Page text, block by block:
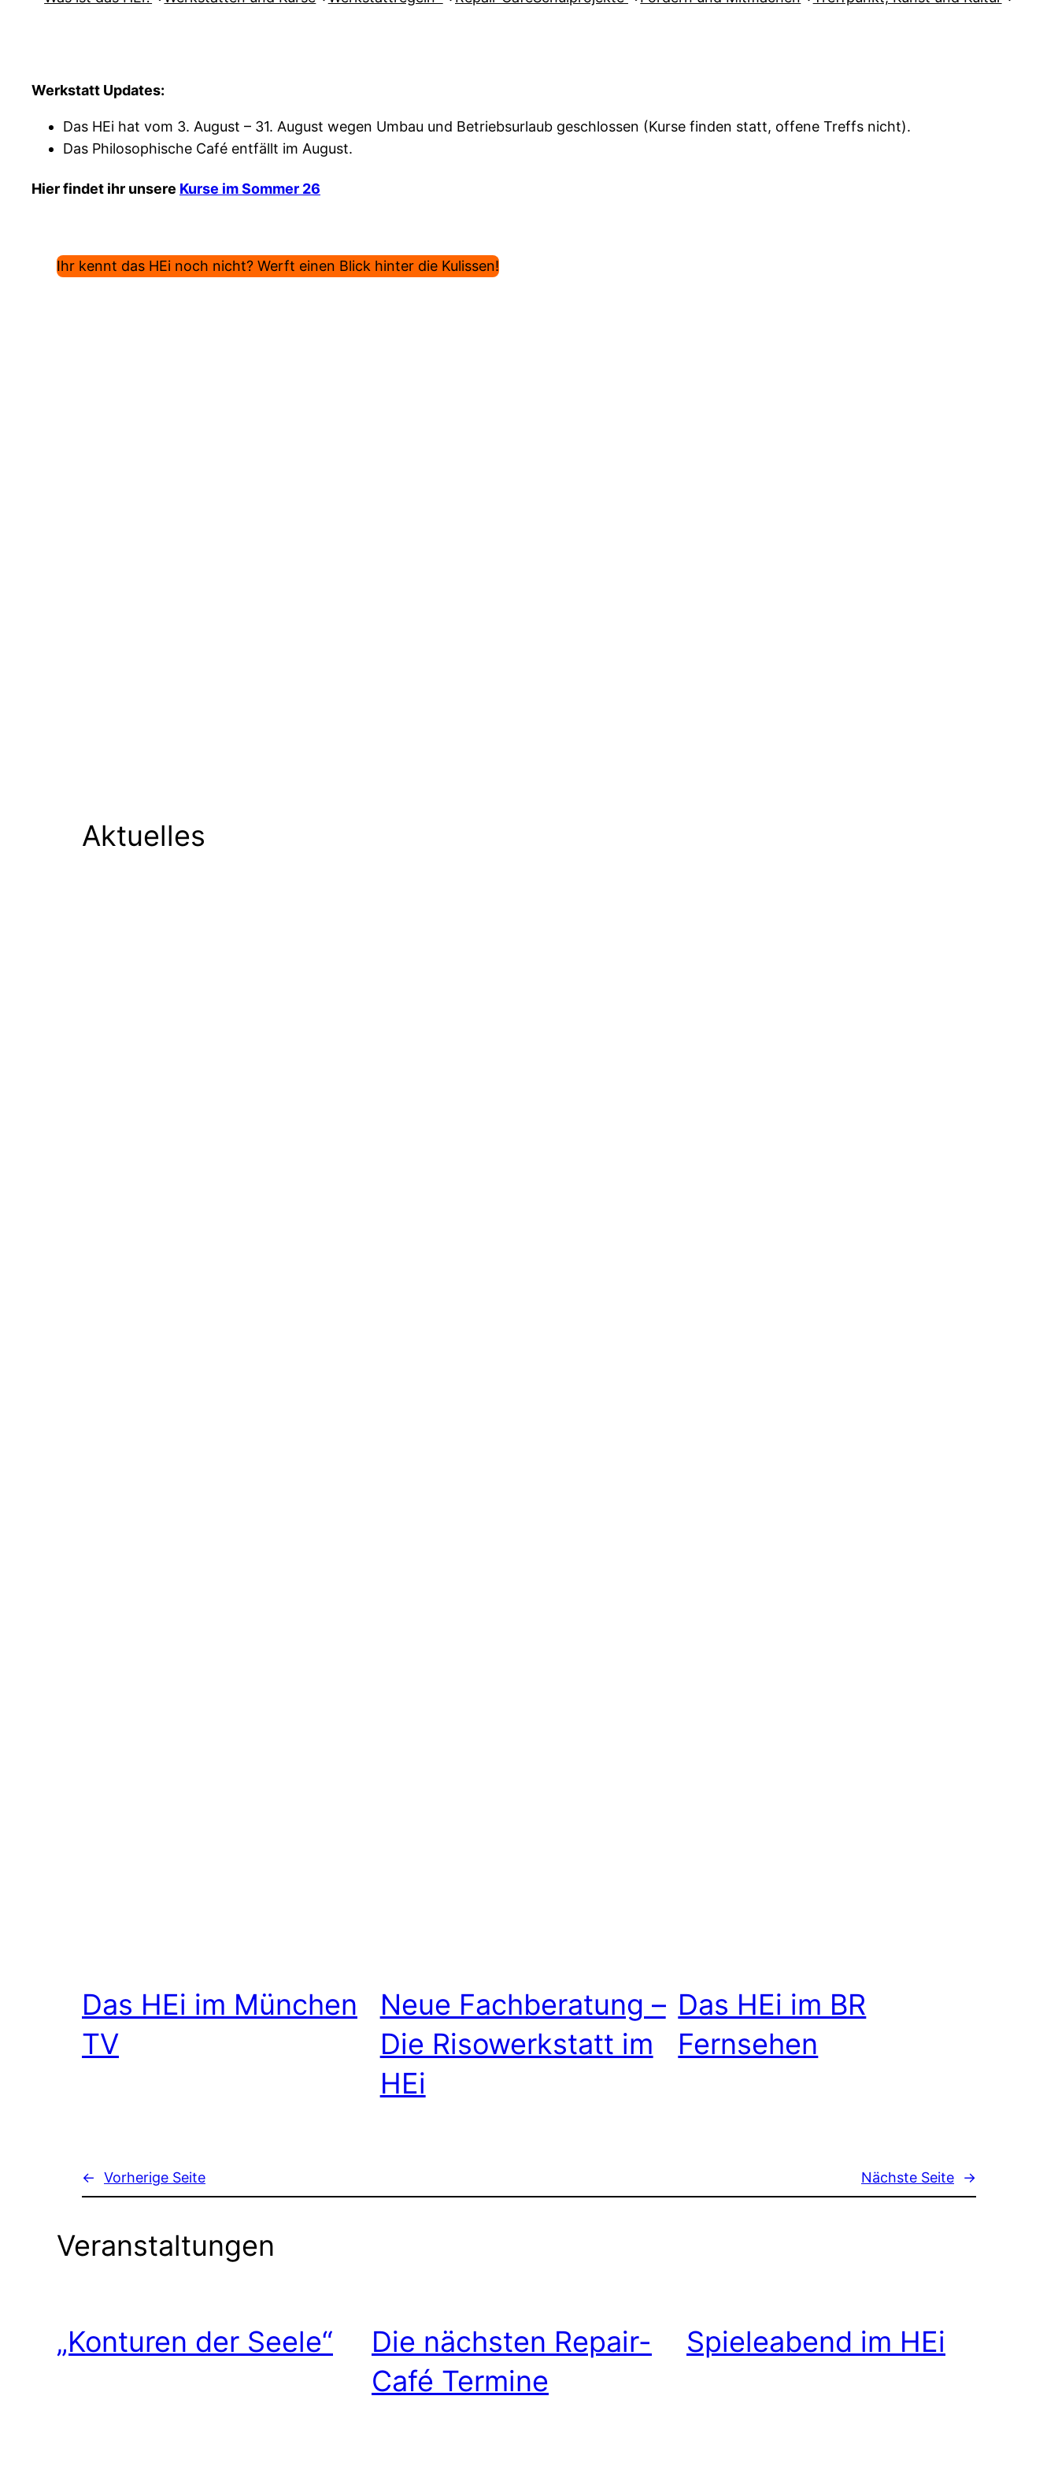
Werkstatt Updates:
Das HEi hat vom 3. August – 31. August wegen Umbau und Betriebsurlaub geschlossen (Kurse finden statt, offene Treffs nicht).
Das Philosophische Café entfällt im August.
Hier findet ihr unsere Kurse im Sommer 26
Ihr kennt das HEi noch nicht? Werft einen Blick hinter die Kulissen!
Aktuelles
Das HEi im München
TV
Neue Fachberatung –
Die Risowerkstatt im
HEi
Das HEi im BR
Fernsehen
← Vorherige Seite Nächste Seite →
Veranstaltungen
„Konturen der Seele“
Die nächsten Repair-
Café Termine
Spieleabend im HEi